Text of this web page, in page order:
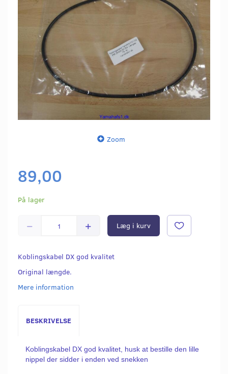
Zoom
89,00
På lager
Læg i kurv
Koblingskabel DX god kvalitet
Original længde.
Mere information
BESKRIVELSE
Koblingskabel DX god kvalitet, husk at bestille den lille
nippel der sidder i enden ved snekken